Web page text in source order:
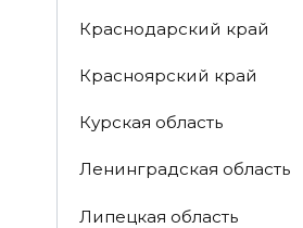
Краснодарский край
Красноярский край
Курская область
Ленинградская область
Липецкая область